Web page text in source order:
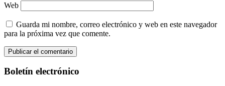
Web
Guarda mi nombre, correo electrónico y web en este navegador
para la próxima vez que comente.
Boletín electrónico